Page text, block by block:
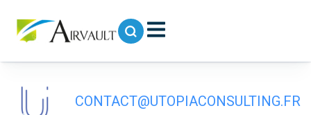
Décisions du 02 décembre 2024
CONTACT@UTOPIACONSULTING.FR